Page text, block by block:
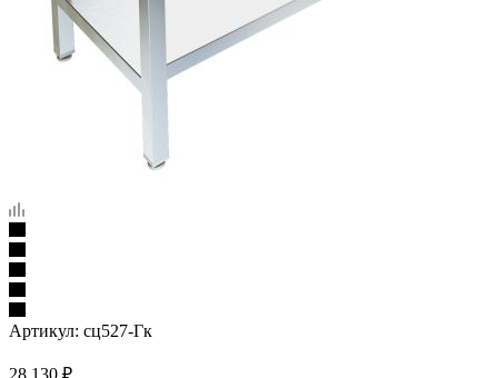
Артикул: сц527-Гк
28 130 ₽